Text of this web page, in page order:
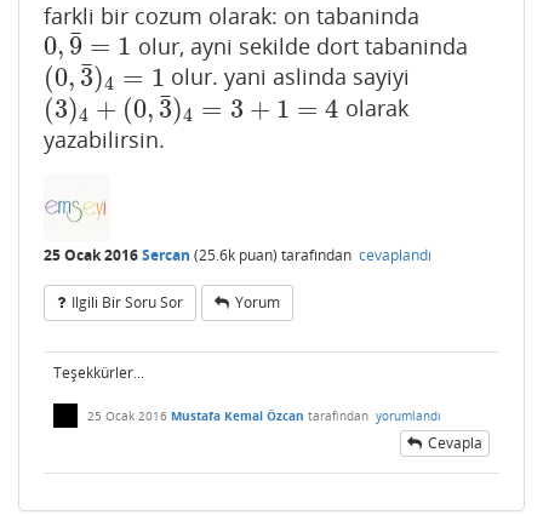
farkli bir cozum olarak: on tabaninda
0, 9
¯ = 1
0,9¯ =1 olur, ayni sekilde dort tabaninda
(0, 3
¯)4 = 1
(0,3 ¯)4= 1 olur. yani aslinda sayiyi
(3)4 + (0, 3
¯)4 = 3 + 1 = 4
(3)4+ (0, 3¯)4 =3+ 1=4
olarak
yazabilirsin.
25 Ocak 2016Sercan (25.6k puan) tarafından cevaplandı
Ilgili Bir Soru Sor Yorum
Teşekkürler...
25 Ocak 2016 Mustafa Kemal Özcan tarafından yorumlandı
Cevapla